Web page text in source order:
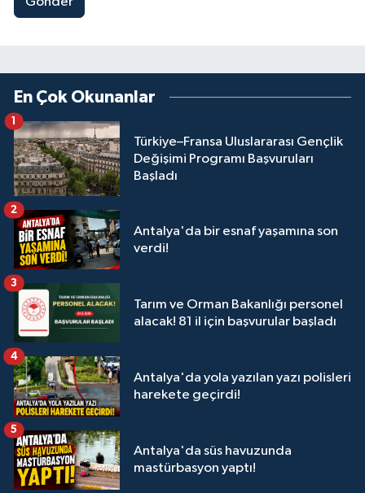
En Çok Okunanlar
Türkiye–Fransa Uluslararası Gençlik
Değişimi Programı Başvuruları
Başladı
1
Antalya'da bir esnaf yaşamına son
verdi!
2
Tarım ve Orman Bakanlığı personel
alacak! 81 il için başvurular başladı
3
Antalya'da yola yazılan yazı polisleri
harekete geçirdi!
4
Antalya'da süs havuzunda
mastürbasyon yaptı!
5